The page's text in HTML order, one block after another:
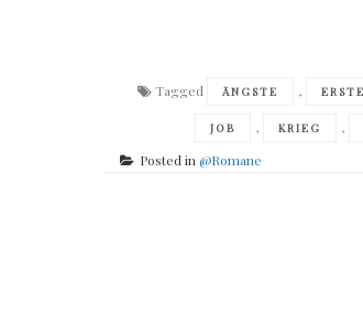
Tagged ÄNGSTE ,
JOB , KRIEG ,
Posted in@Romane